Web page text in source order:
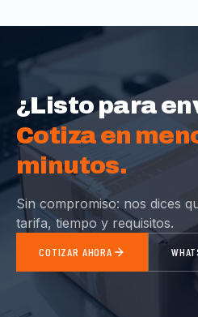
¿Listo para
Cotiza en
minutos.
Sin compromiso: nos dices
tarifa, tiempo y requisitos.
COTIZAR AHORA